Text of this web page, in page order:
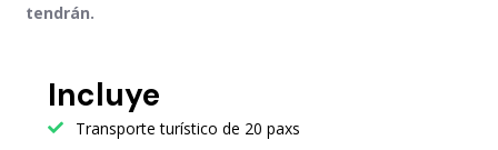
tendrán.
Incluye
Transporte turístico de 20 paxs